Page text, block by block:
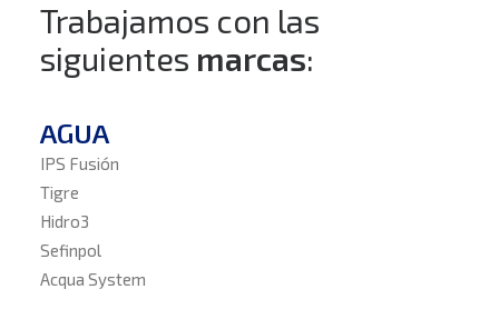
Trabajamos con las
siguientes marcas:
AGUA
IPS Fusión
Tigre
Hidro3
Sefinpol
Acqua System